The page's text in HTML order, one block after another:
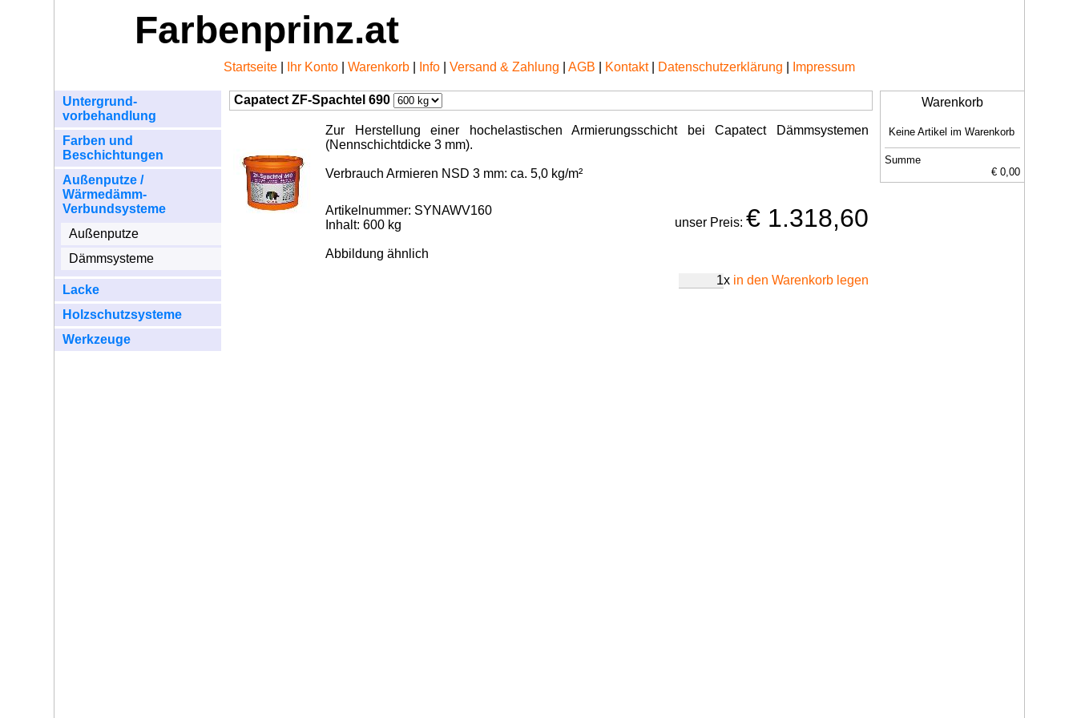
Farbenprinz.at
Startseite| Ihr Konto| Warenkorb| Info| Versand & Zahlung AGB Kontakt| Datenschutzerklärung Impressum
Untergrund-
vorbehandlung
Farben und
Beschichtungen
Außenputze /
Wärmedämm-
Verbundsysteme
Außenputze
Dämmsysteme
Lacke
Holzschutzsysteme
Werkzeuge
Warenkorb
Keine Artikel im Warenkorb
Summe
€ 0,00
Capatect ZF-Spachtel 690
Zur Herstellung einer hochelastischen Armierungsschicht bei Capatect Dämmsystemen
(Nennschichtdicke 3 mm).
Verbrauch Armieren NSD 3 mm: ca. 5,0 kg/m²
unser Preis: € 1.318,60
Artikelnummer: SYNAWV160
Inhalt:600 kg
Abbildung ähnlich
x